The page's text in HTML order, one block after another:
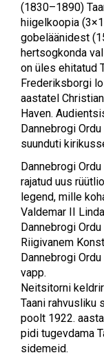
(1830–1890)
hiigelkoopia
gobeläänidest
hertsogkonda
on üles ehitatud
Frederiksborgi
aastatel
Haven.
Dannebrogi
suunduti
Dannebrogi
rajatud uus
legend, mille
Valdemar II
Dannebrogi
Riigivanem
Dannebrogi
vapp.
Neitsitorni
Taani rahvusliku
poolt 1922.
pidi tugevdama
sidemeid.